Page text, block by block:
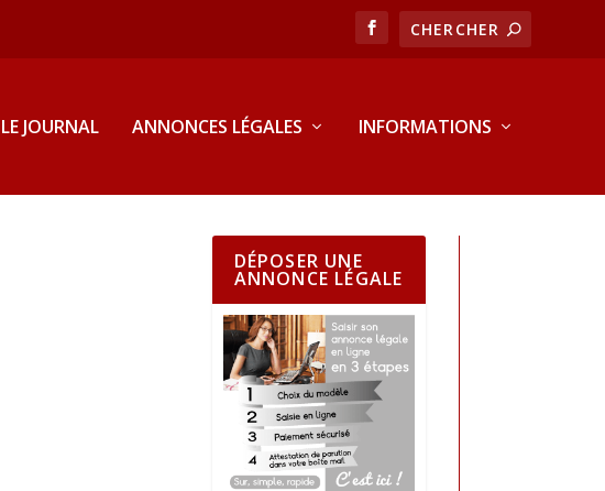
JOURNAL ANNONCES LÉGALES INFORMATIONS
DÉPOSER UNE
ANNONCE LÉGALE